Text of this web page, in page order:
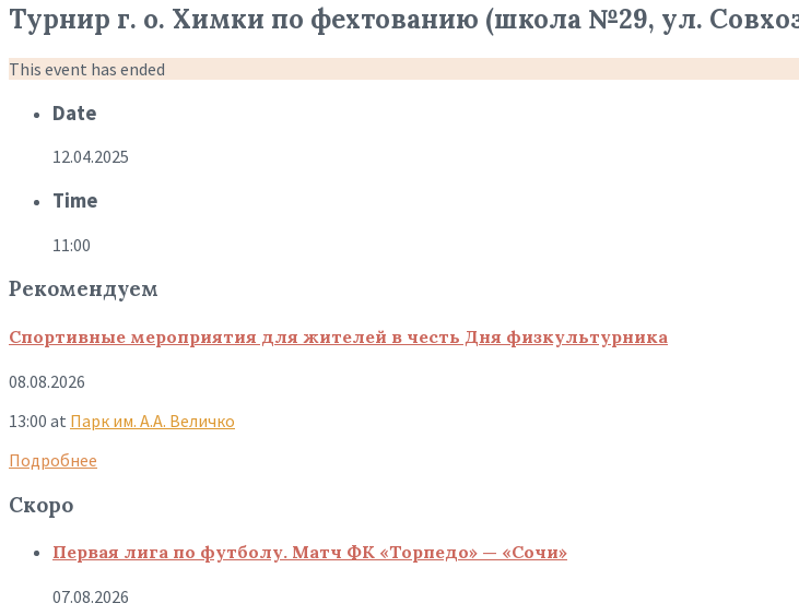
Турнир г. о. Химки по фехтованию (школа №29, ул.
This event has ended
Date
12.04.2025
Time
11:00
Рекомендуем
Спортивные мероприятия для жителей в честь Дня физкультурника
08.08.2026
13:00 at Парк им. А.А. Величко
Подробнее
Скоро
Первая лига по футболу. Матч ФК «Торпедо» — «Сочи»
07.08.2026